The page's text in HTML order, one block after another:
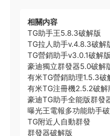
相關内容
TG助手王5.8.3破解版
TG拉人助手v.4.8.3破解
TG營銷助手v3.0.1破解版
豪迪獨立群發器5.0破解
有米TG營銷助理1.5.3破
有米TG注冊機2.5.2破解
豪迪TG助手全能版群發
曝光王電報多功能助手
TG附近人自動群發
群發器破解版